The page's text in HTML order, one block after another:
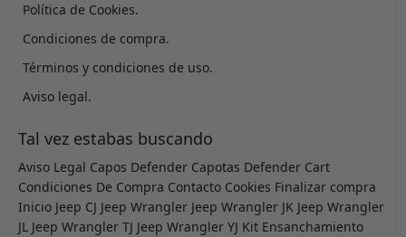
Política de Cookies.
Condiciones de compra.
Términos y condiciones de uso.
Aviso legal.
Tal vez estabas buscando
Aviso Legal Capos Defender Capotas Defender Cart
Condiciones De Compra Contacto Cookies Finalizar compra
Inicio Jeep CJ Jeep Wrangler Jeep Wrangler JK Jeep Wrangler
JL Jeep Wrangler TJ Jeep Wrangler YJ Kit Ensanchamiento